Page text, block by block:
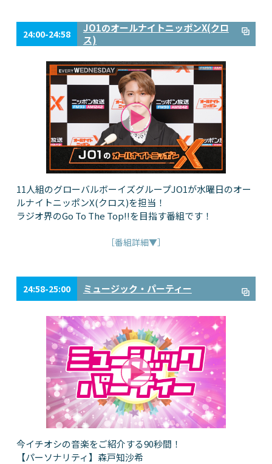
24:00-24:58
JO1のオールナイトニッポンX(クロ
ス)
11人組のグローバルボーイズグループJO1が水曜日のオー
ルナイトニッポンX(クロス)を担当！
ラジオ界のGo To The Top!!を目指す番組です！
［番組詳細▼］
24:58-25:00 ミュージック・パーティー
今イチオシの音楽をご紹介する90秒間！
【パーソナリティ】森戸知沙希